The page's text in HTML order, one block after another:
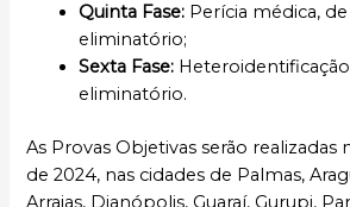
Quinta Fase: Perícia médica,
eliminatório;
Sexta Fase:
eliminatório.
As Provas Objetivas serão realizadas
de 2024, nas cidades de Palmas,
Arraias, Dianópolis, Guaraí, Gurupi,